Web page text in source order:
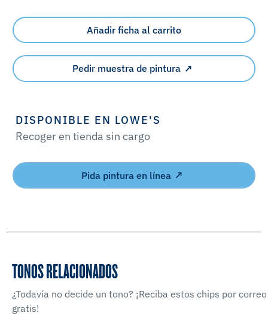
Añadir ficha al carrito
Pedir muestra de pintura
DISPONIBLE EN LOWE'S
Recoger en tienda sin cargo
Pida pintura en línea
TONOS RELACIONADOS
¿Todavía no decide un tono? ¡Reciba estos chips por correo
gratis!